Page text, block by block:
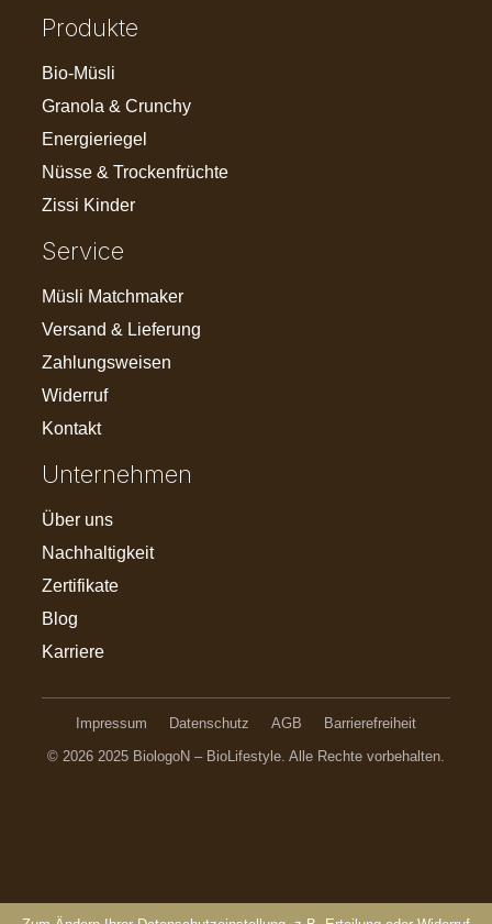
Produkte
Bio-Müsli
Granola & Crunchy
Energieriegel
Nüsse & Trockenfrüchte
Zissi Kinder
Service
Müsli Matchmaker
Versand & Lieferung
Zahlungsweisen
Widerruf
Kontakt
Unternehmen
Über uns
Nachhaltigkeit
Zertifikate
Blog
Karriere
Impressum Datenschutz AGB
Barrierefreiheit
© 2026 2025 BiologoN – BioLifestyle. Alle Rechte vorbehalten.